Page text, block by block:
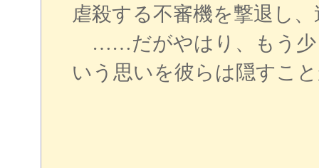
虐殺する不審機を撃退し
……だがやはり、もう少
いう思いを彼らは隠すこ